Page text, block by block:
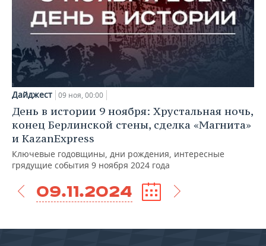
Дайджест 09 ноя, 00:00
День в истории 9 ноября: Хрустальная ночь,
конец Берлинской стены, сделка «Магнита»
и KazanExpress
Ключевые годовщины, дни рождения, интересные
грядущие события 9 ноября 2024 года
09.11.2024